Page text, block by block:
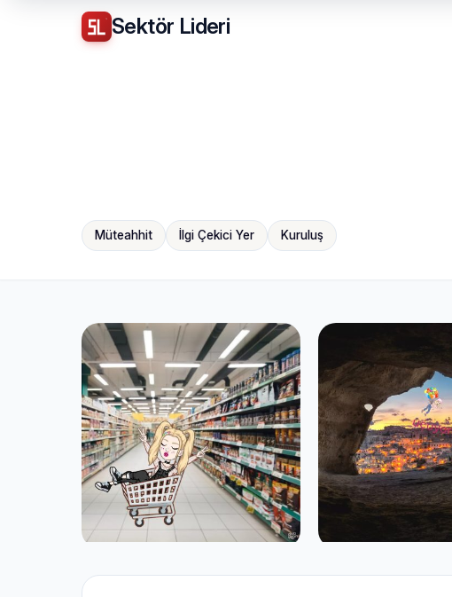
Sektör Lideri
Müteahhit İlgi Çekici Yer Kuruluş